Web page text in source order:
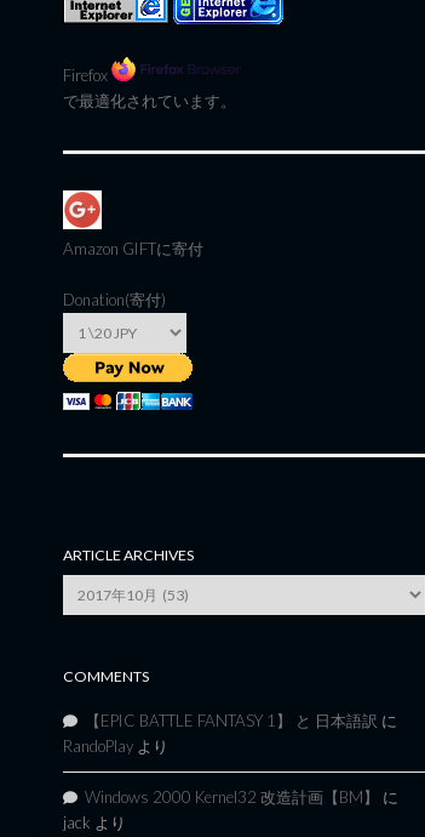
Firefox
で最適化されています。
Amazon GIFTに寄付
Donation(寄付)
ARTICLE ARCHIVES
Archives
COMMENTS
【EPIC BATTLE FANTASY 1】 と 日本語訳 に
RandoPlay より
Windows 2000 Kernel32 改造計画【BM】
に
jack より